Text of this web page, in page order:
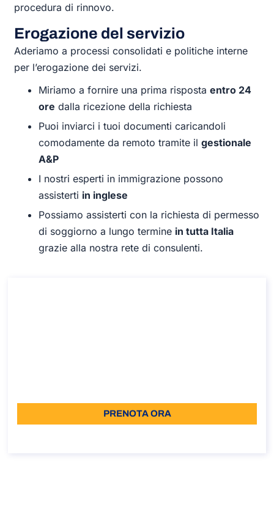
procedura di rinnovo.
Erogazione del servizio
Aderiamo a processi consolidati e politiche interne
per l’erogazione dei servizi.
Miriamo a fornire una prima rispostaentro 24
ore dalla ricezione della richiesta
Puoi inviarci i tuoi documenti caricandoli
comodamente da remoto tramite ilgestionale
A&P
I nostri esperti in immigrazione possono
assisterti in inglese
Possiamo assisterti con la richiesta di permesso
di soggiorno a lungo termine in tutta Italia
grazie alla nostra rete di consulenti.
PRENOTA ORA